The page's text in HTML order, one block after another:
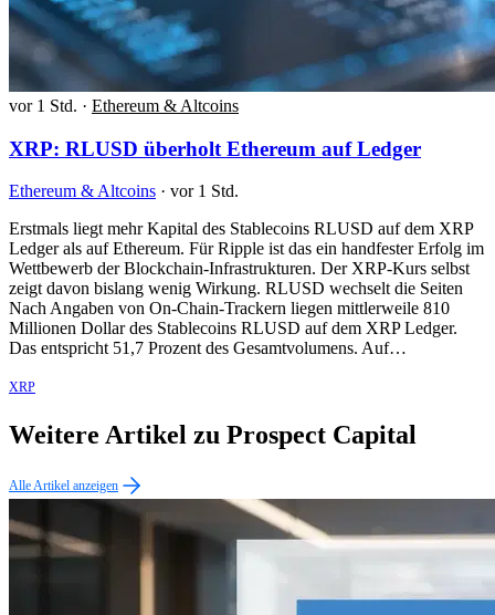
vor 1 Std. · Ethereum & Altcoins
XRP: RLUSD überholt Ethereum auf Ledger
Ethereum & Altcoins · vor 1 Std.
Erstmals liegt mehr Kapital des Stablecoins RLUSD auf dem XRP
Ledger als auf Ethereum. Für Ripple ist das ein handfester Erfolg im
Wettbewerb der Blockchain-Infrastrukturen. Der XRP-Kurs selbst
zeigt davon bislang wenig Wirkung. RLUSD wechselt die Seiten
Nach Angaben von On-Chain-Trackern liegen mittlerweile 810
Millionen Dollar des Stablecoins RLUSD auf dem XRP Ledger.
Das entspricht 51,7 Prozent des Gesamtvolumens. Auf…
XRP
Weitere Artikel zu Prospect Capital
Alle Artikel anzeigen